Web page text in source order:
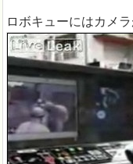
ロボキューにはカメ